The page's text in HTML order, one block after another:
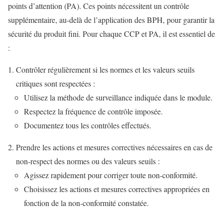
points d’attention (PA). Ces points nécessitent un contrôle
supplémentaire, au-delà de l’application des BPH, pour garantir la
sécurité du produit fini. Pour chaque CCP et PA, il est essentiel de
:
Contrôler régulièrement si les normes et les valeurs seuils
critiques sont respectées :
Utilisez la méthode de surveillance indiquée dans le module.
Respectez la fréquence de contrôle imposée.
Documentez tous les contrôles effectués.
Prendre les actions et mesures correctives nécessaires en cas de
non-respect des normes ou des valeurs seuils :
Agissez rapidement pour corriger toute non-conformité.
Choisissez les actions et mesures correctives appropriées en
fonction de la non-conformité constatée.